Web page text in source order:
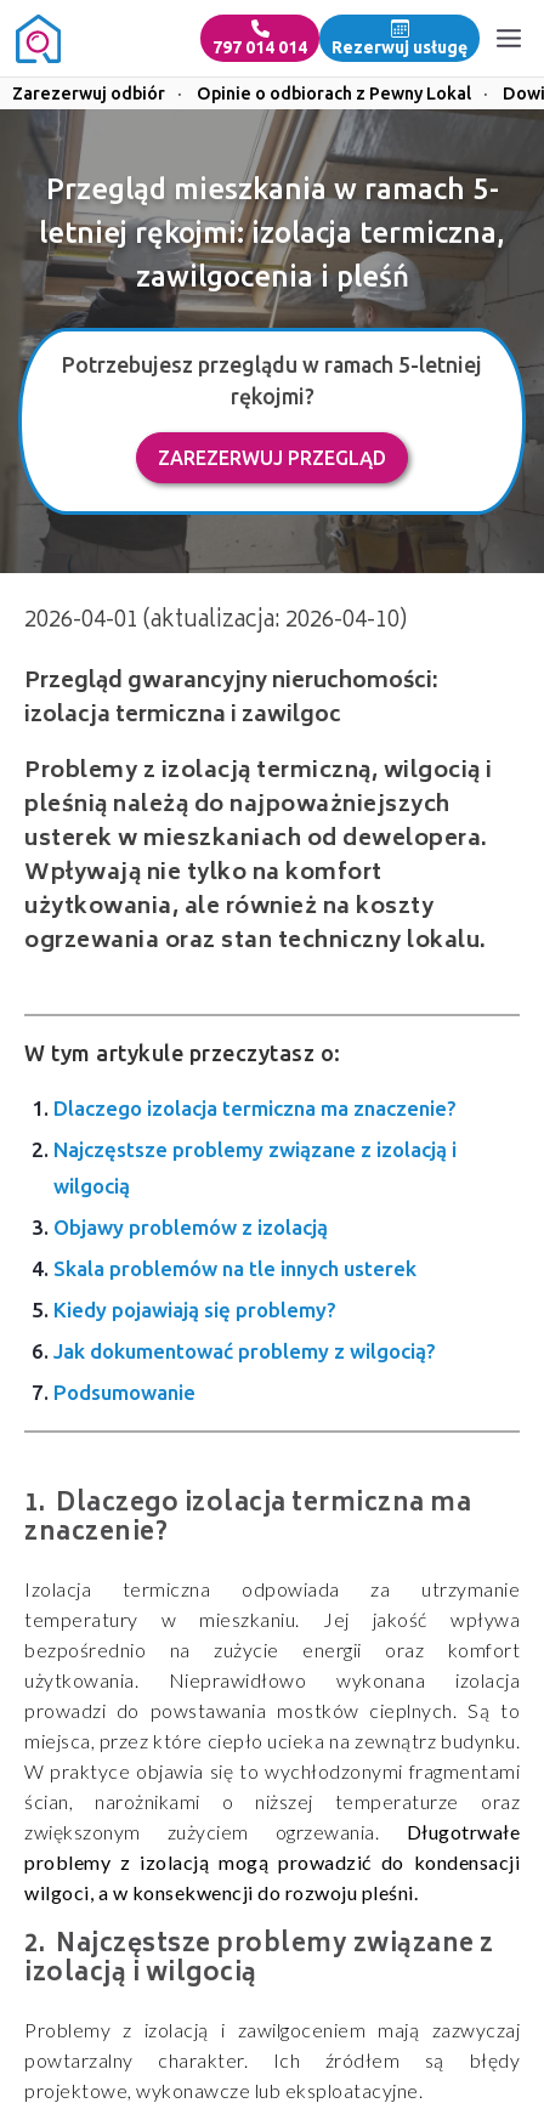
797 014 014 Rezerwuj usługę
Zarezerwuj odbiór · Opinie o odbiorach z Pewny Lokal ·
Przegląd mieszkania w ramach 5-
letniej rękojmi: izolacja termiczna,
zawilgocenia i pleśń
Potrzebujesz przeglądu w ramach 5-letniej
rękojmi?
ZAREZERWUJ PRZEGLĄD
2026-04-01 (aktualizacja: 2026-04-10)
Przegląd gwarancyjny nieruchomości:
Problemy z izolacją termiczną, wilgocią i
pleśnią należą do najpoważniejszych
usterek w mieszkaniach od dewelopera.
Wpływają nie tylko na komfort
użytkowania, ale również na koszty
ogrzewania oraz stan techniczny lokalu.
W tym artykule przeczytasz o:
Dlaczego izolacja termiczna ma znaczenie?
Najczęstsze problemy związane z izolacją i
wilgocią
Objawy problemów z izolacją
Skala problemów na tle innych usterek
Kiedy pojawiają się problemy?
Jak dokumentować problemy z wilgocią?
Podsumowanie
Dlaczego izolacja termiczna ma
znaczenie?
Izolacja termiczna odpowiada za utrzymanie
temperatury w mieszkaniu. Jej jakość wpływa
bezpośrednio na zużycie energii oraz komfort
użytkowania. Nieprawidłowo wykonana izolacja
prowadzi do powstawania mostków cieplnych. Są to
miejsca, przez które ciepło ucieka na zewnątrz budynku.
W praktyce objawia się to wychłodzonymi fragmentami
ścian, narożnikami o niższej temperaturze oraz
zwiększonym zużyciem ogrzewania. Długotrwałe
problemy z izolacją mogą prowadzić do kondensacji
wilgoci, a w konsekwencji do rozwoju pleśni.
Najczęstsze problemy związane z
izolacją i wilgocią
Problemy z izolacją i zawilgoceniem mają zazwyczaj
powtarzalny charakter. Ich źródłem są błędy
projektowe, wykonawcze lub eksploatacyjne.